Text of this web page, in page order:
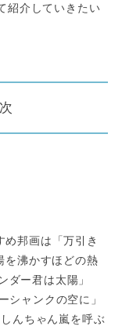
紹介していきたい
邦画は「万引き
を沸かすほどの熱
ダー君は太陽」
シャンクの空に」
んちゃん嵐を呼ぶ